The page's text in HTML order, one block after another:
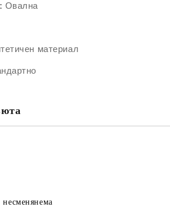
Овална
материал